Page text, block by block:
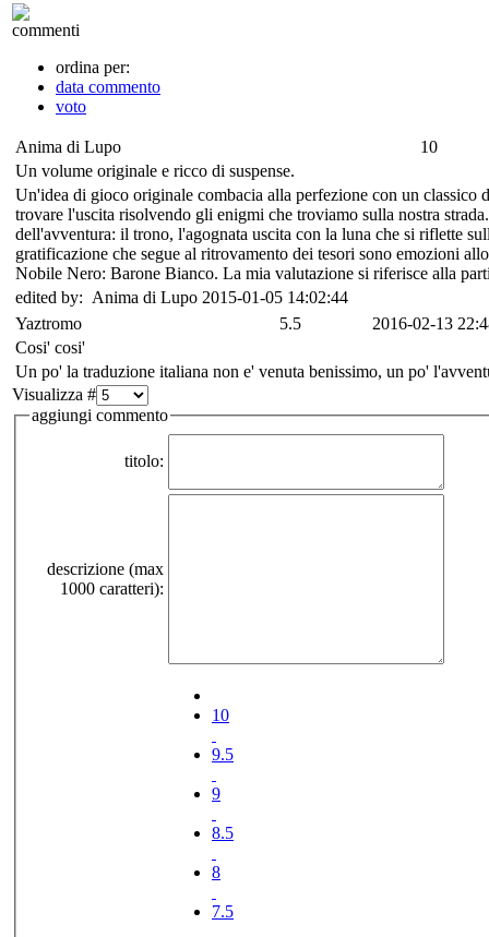
commenti
ordina per:
data commento
voto
Anima di Lupo
10
Un volume originale e ricco di suspense.
Un'idea di gioco originale combacia alla perfezione con un
trovare l'uscita risolvendo gli enigmi che troviamo sulla nostra
dell'avventura: il trono, l'agognata uscita con la luna che si riflette
gratificazione che segue al ritrovamento dei tesori sono emozioni
Nobile Nero: Barone Bianco. La mia valutazione si riferisce alla
edited by: Anima di Lupo 2015-01-05 14:02:44
Yaztromo
5.5
2016-02-13
Cosi' cosi'
Un po' la traduzione italiana non e' venuta benissimo, un po'
Visualizza #
aggiungi commento
titolo:
descrizione (max
1000 caratteri):
10
9.5
9
8.5
8
7.5